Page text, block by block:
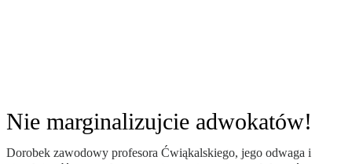
Nie marginalizujcie adwokatów!
Dorobek zawodowy profesora Ćwiąkalskiego, jego odwaga i